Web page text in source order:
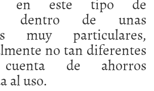
dentro de unas
muy particulares,
no tan diferentes
de ahorros
al uso.